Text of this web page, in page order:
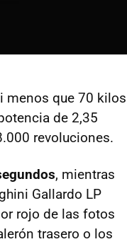
menos que 70 kilos
de 2,35
revoluciones.
, mientras
Gallardo LP
rojo de las fotos
trasero o los